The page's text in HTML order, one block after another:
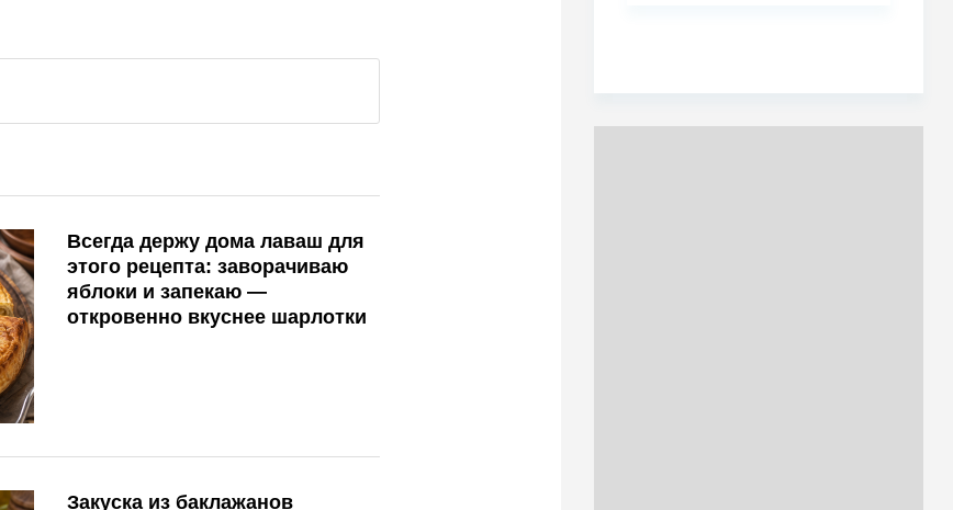
Всегда держу дома лаваш для
этого рецепта: заворачиваю
яблоки и запекаю —
откровенно вкуснее шарлотки
Закуска из баклажанов